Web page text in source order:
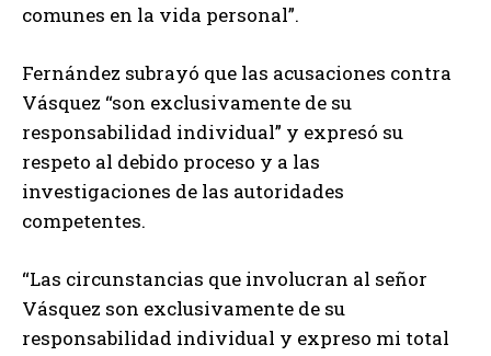
comunes en la vida personal”.
Fernández subrayó que las acusaciones contra
Vásquez “son exclusivamente de su
responsabilidad individual” y expresó su
respeto al debido proceso y a las
investigaciones de las autoridades
competentes.
“Las circunstancias que involucran al señor
Vásquez son exclusivamente de su
responsabilidad individual y expreso mi total